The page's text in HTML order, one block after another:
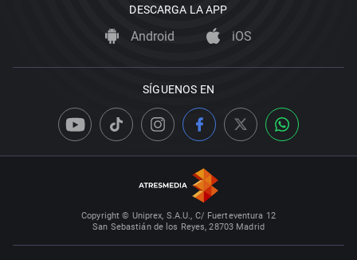
DESCARGA LA APP
Android iOS
SÍGUENOS EN
Copyright © Uniprex, S.A.U., C/ Fuerteventura 12
San Sebastián de los Reyes, 28703 Madrid